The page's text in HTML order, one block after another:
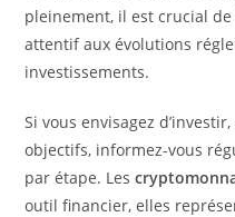
pleinement, il est crucial
attentif aux évolutions
investissements.
Si vous envisagez
objectifs, informez-vous
par étape. Les
outil financier, elles